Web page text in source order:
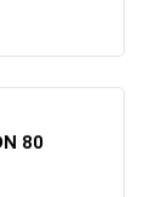
80